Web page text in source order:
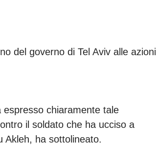
del governo di Tel Aviv alle azioni
chiaramente tale
il soldato che ha ucciso a
Akleh, ha sottolineato.